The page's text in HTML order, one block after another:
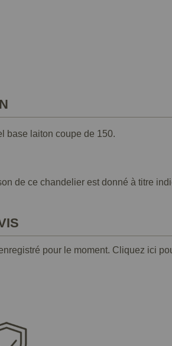
base laiton coupe de 150.
de ce chandelier est donné à titre
pour le moment. Cliquez ici